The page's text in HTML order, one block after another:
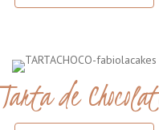
Tarta de